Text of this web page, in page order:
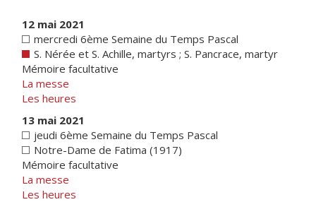
12 mai 2021
mercredi 6ème Semaine du Temps Pascal
S. Nérée et S. Achille, martyrs ; S. Pancrace, martyr
Mémoire facultative
La messe
Les heures
13 mai 2021
jeudi 6ème Semaine du Temps Pascal
Notre-Dame de Fatima (1917)
Mémoire facultative
La messe
Les heures